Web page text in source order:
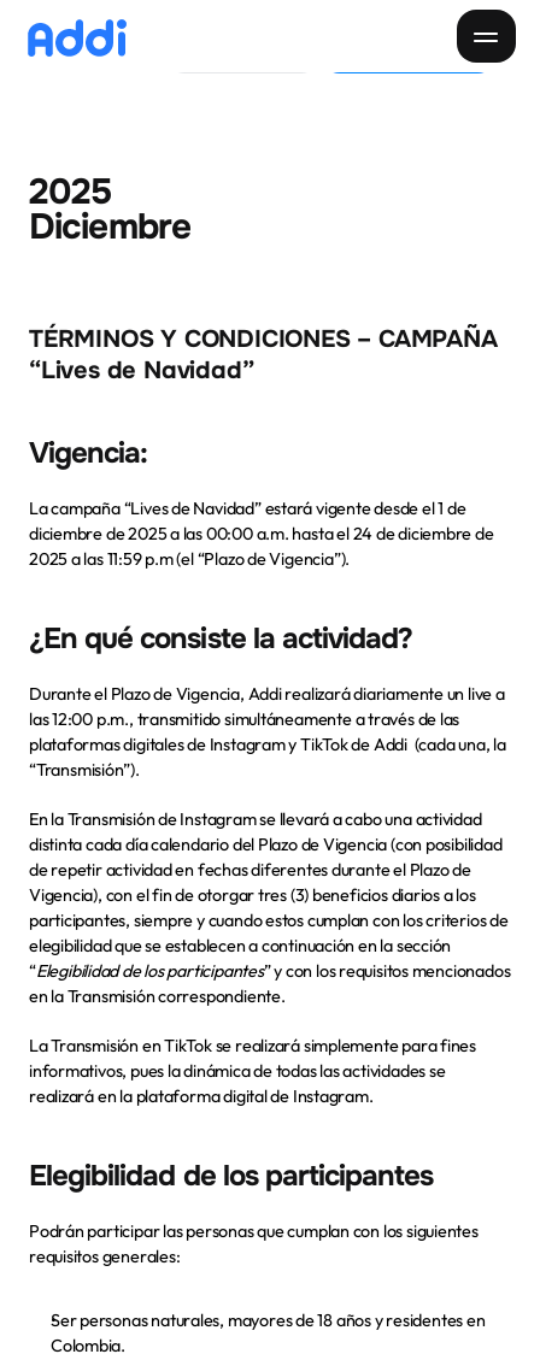
Inicio
Creditos
Donde comprar
Nuestra app
Sobre Addi
Blog
2025
Diciembre
TÉRMINOS Y CONDICIONES – CAMPAÑA
“Lives de Navidad”
Vigencia:
La campaña “Lives de Navidad” estará vigente desde el 1 de
diciembre de 2025 a las 00:00 a.m. hasta el 24 de diciembre de
2025 a las 11:59 p.m (el “Plazo de Vigencia”).
¿En qué consiste la actividad?
Durante el Plazo de Vigencia, Addi realizará diariamente un live a
las 12:00 p.m., transmitido simultáneamente a través de las
plataformas digitales de Instagram y TikTok de Addi  (cada una, la
“Transmisión”).
En la Transmisión de Instagram se llevará a cabo una actividad
distinta cada día calendario del Plazo de Vigencia (con posibilidad
de repetir actividad en fechas diferentes durante el Plazo de
Vigencia), con el fin de otorgar tres (3) beneficios diarios a los
participantes, siempre y cuando estos cumplan con los criterios de
elegibilidad que se establecen a continuación en la sección
“Elegibilidad de los participantes” y con los requisitos mencionados
en la Transmisión correspondiente.
La Transmisión en TikTok se realizará simplemente para fines
informativos, pues la dinámica de todas las actividades se
realizará en la plataforma digital de Instagram.
Elegibilidad de los participantes
Podrán participar las personas que cumplan con los siguientes
requisitos generales:
Ser personas naturales, mayores de 18 años y residentes en
Colombia.